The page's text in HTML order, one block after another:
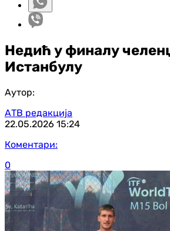
Недић у финалу
Истанбулу
Аутор:
АТВ редакција
22.05.2026 15:24
Коментари:
0